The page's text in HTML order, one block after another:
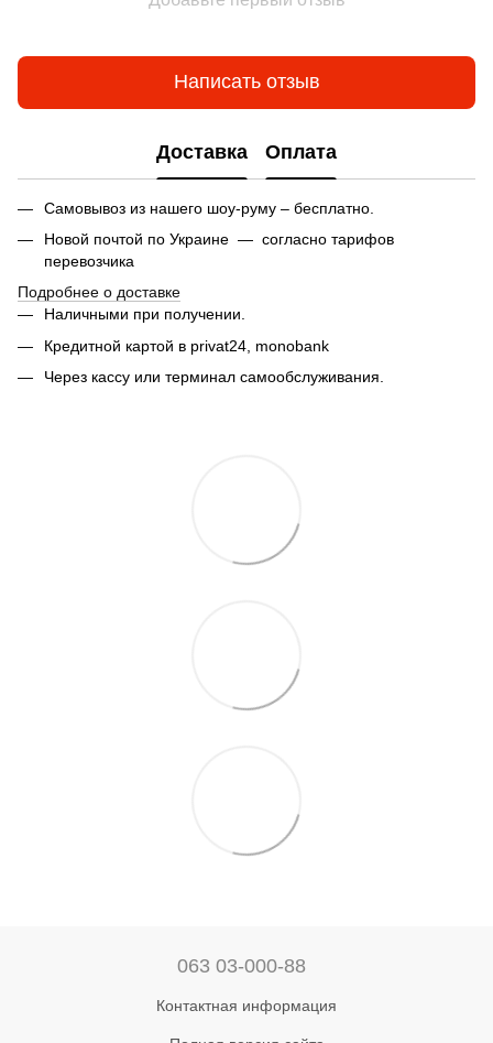
Написать отзыв
Доставка Оплата
Самовывоз из нашего шоу-руму – бесплатно.
Новой почтой по Украине — согласно тарифов
перевозчика
Подробнее о доставке
Наличными при получении.
Кредитной картой в privat24, monobank
Через кассу или терминал самообслуживания.
063 03-000-88
Контактная информация